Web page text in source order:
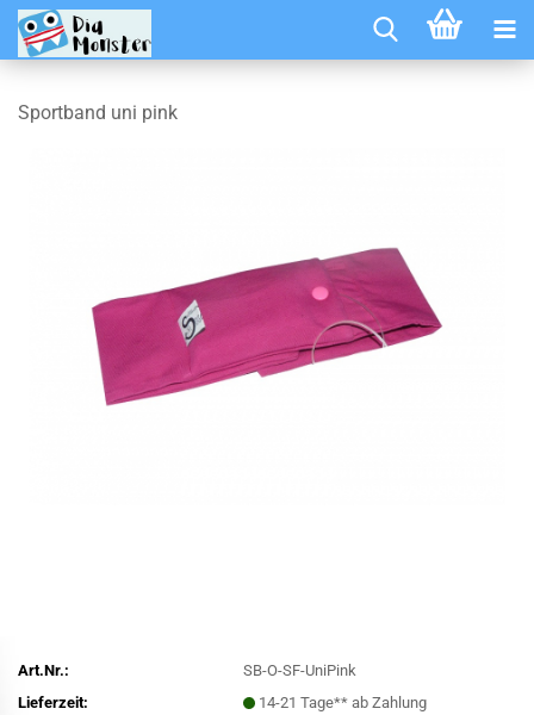
Sportband uni pink
Art.Nr.:
SB-O-SF-UniPink
Lieferzeit:
14-21 Tage** ab Zahlung